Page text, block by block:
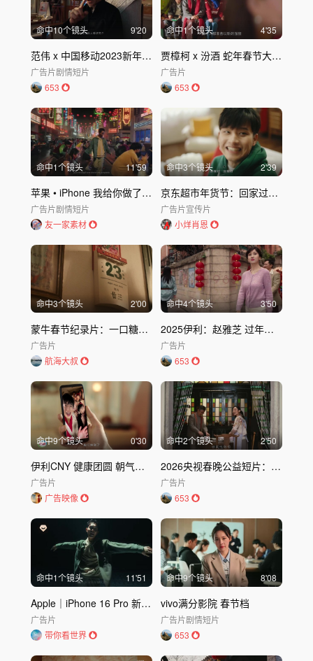
命中10个镜头 9'20
范伟 x 中国移动2023新年广告：范大明白的春节
广告片剧情短片
653
命中1个镜头 4'35
贾樟柯 x 汾酒 蛇年春节大片《春节的三个瞬间》
广告片
653
命中1个镜头 11'59
苹果 • iPhone 我给你做了个混音带
广告片剧情短片
友一家素材
命中3个镜头 2'39
京东超市年货节：回家过年一定会经历的事
广告片宣传片
小烊肖恩
命中3个镜头 2'00
蒙牛春节纪录片：一口糖瓜黏住童年年味
广告片
航海大叔
命中4个镜头 3'50
2025伊利：赵雅芝 过年等你回
广告片
653
命中9个镜头 0'30
伊利CNY 健康团圆 朝气向前 李现
广告片
广告映像
命中2个镜头 2'50
2026央视春晚公益短片：过年回家吃饭
广告片
653
命中1个镜头 11'51
Apple｜iPhone 16 Pro 新春歌舞片《想和你一起听听歌》
广告片
带你看世界
命中9个镜头 8'08
vivo满分影院 春节档
广告片剧情短片
653